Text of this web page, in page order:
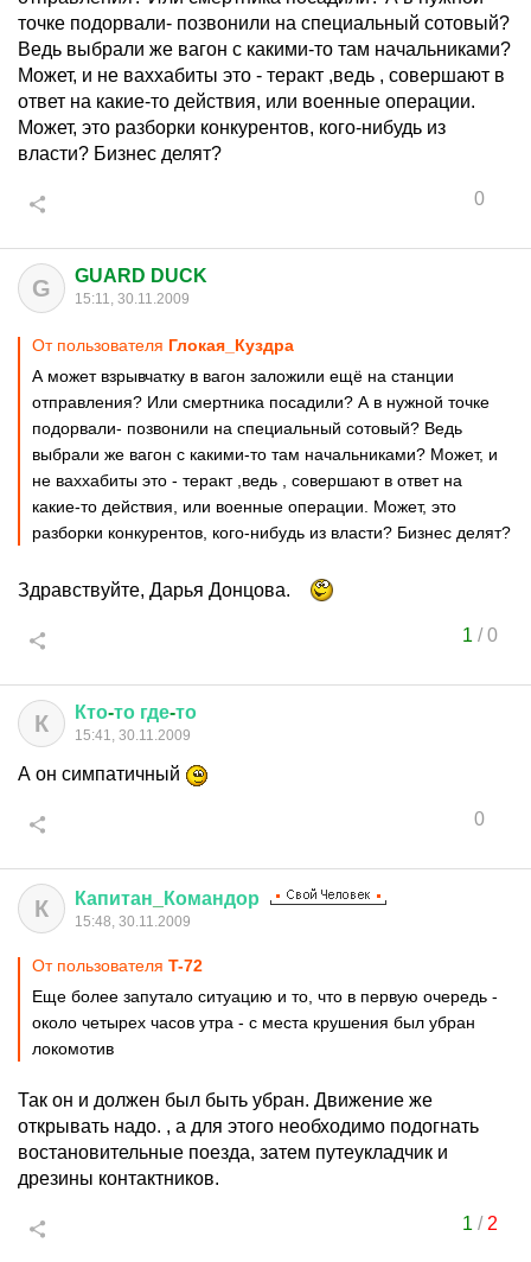
точке подорвали- позвонили на специальный сотовый?
Ведь выбрали же вагон с какими-то там начальниками?
Может, и не ваххабиты это - теракт ,ведь , совершают в
ответ на какие-то действия, или военные операции.
Может, это разборки конкурентов, кого-нибудь из
власти? Бизнес делят?
0
G GUARD DUCK
15:11, 30.11.2009
От пользователя Глокая_Куздра
А может взрывчатку в вагон заложили ещё на станции
отправления? Или смертника посадили? А в нужной точке
подорвали- позвонили на специальный сотовый? Ведь
выбрали же вагон с какими-то там начальниками? Может, и
не ваххабиты это - теракт ,ведь , совершают в ответ на
какие-то действия, или военные операции. Может, это
разборки конкурентов, кого-нибудь из власти? Бизнес делят?
Здравствуйте, Дарья Донцова.
1 /0
К Кто-то где-то
15:41, 30.11.2009
А он симпатичный
0
К Капитан Командор
15:48, 30.11.2009
От пользователя T-72
Еще более запутало ситуацию и то, что в первую очередь -
около четырех часов утра - с места крушения был убран
локомотив
Так он и должен был быть убран. Движение же
открывать надо. , а для этого необходимо подогнать
востановительные поезда, затем путеукладчик и
дрезины контактников.
1 / 2